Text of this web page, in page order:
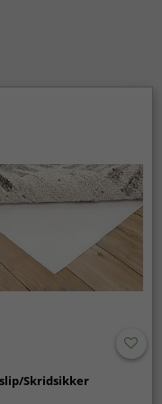
De skaber et
et aktivt hjem – med
brug?
både komfort og
fortsat blødt og
hjem år efter år.
Skridsikker